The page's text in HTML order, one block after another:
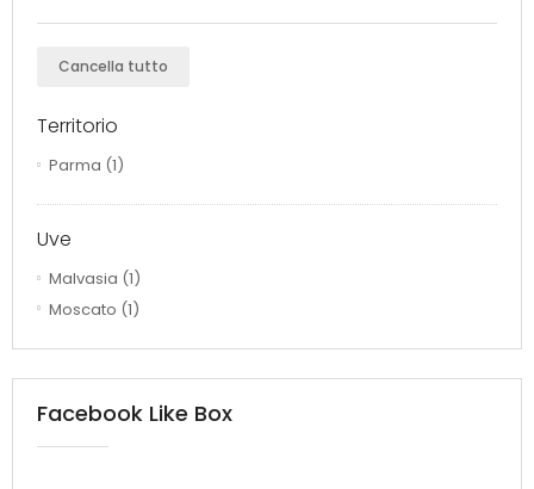
Cancella tutto
Territorio
Parma (1)
Uve
Malvasia (1)
Moscato (1)
Facebook Like Box